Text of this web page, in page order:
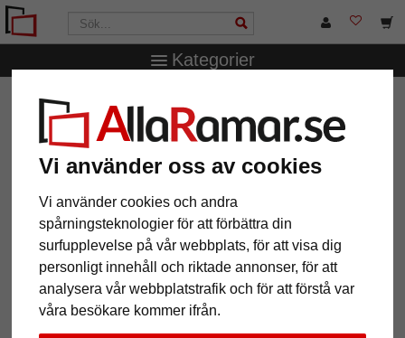
Vi använder oss av cookies
Vi använder cookies och andra
spårningsteknologier för att förbättra din
surfupplevelse på vår webbplats, för att visa dig
personligt innehåll och riktade annonser, för att
analysera vår webbplatstrafik och för att förstå var
våra besökare kommer ifrån.
Kategorier
AllaRamar.se
Tera
Aluminiumram Tera